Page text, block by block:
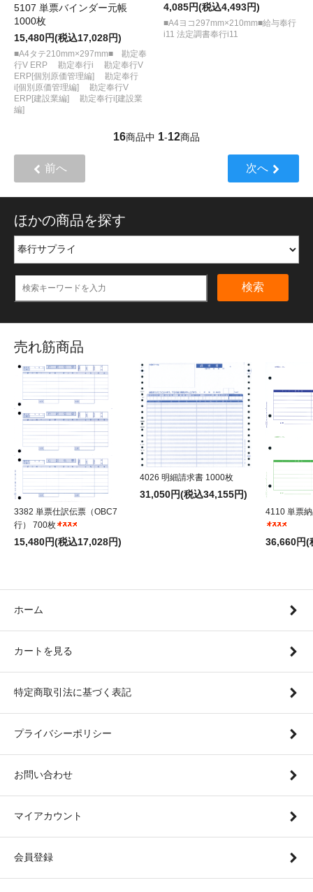
5107 単票バインダー元帳
1000枚
15,480円(税込17,028円)
■A4タテ210mm×297mm■ 勘定奉
行V ERP 勘定奉行i 勘定奉行V
ERP[個別原価管理編] 勘定奉行
i[個別原価管理編] 勘定奉行V
ERP[建設業編] 勘定奉行i[建設業
編]
4,085円(税込4,493円)
■A4ヨコ297mm×210mm■給与奉行
i11 法定調書奉行i11
16商品中 1-12商品
前へ 次へ
ほかの商品を探す
検索
売れ筋商品
3382 単票仕訳伝票（OBC7
行） 700枚
15,480円(税込17,028円)
4026 明細請求書 1000枚
31,050円(税込34,155円)
4110 単票
36,660円(
ホーム
カートを見る
特定商取引法に基づく表記
プライバシーポリシー
お問い合わせ
マイアカウント
会員登録